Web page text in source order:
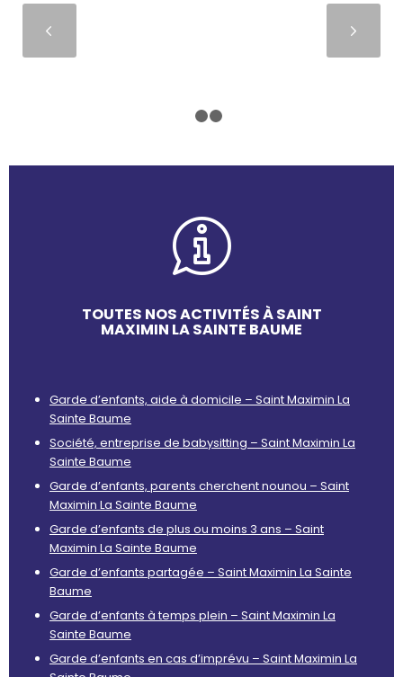
TOUTES NOS ACTIVITÉS À SAINT
MAXIMIN LA SAINTE BAUME
Garde d’enfants, aide à domicile – Saint Maximin La
Sainte Baume
Société, entreprise de babysitting – Saint Maximin La
Sainte Baume
Garde d’enfants, parents cherchent nounou – Saint
Maximin La Sainte Baume
Garde d’enfants de plus ou moins 3 ans – Saint
Maximin La Sainte Baume
Garde d’enfants partagée – Saint Maximin La Sainte
Baume
Garde d’enfants à temps plein – Saint Maximin La
Sainte Baume
Garde d’enfants en cas d’imprévu – Saint Maximin La